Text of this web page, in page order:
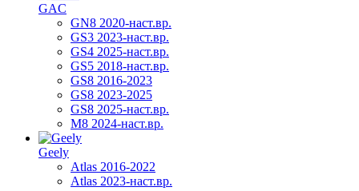
GAC
GN8 2020-наст.вр.
GS3 2023-наст.вр.
GS4 2025-наст.вр.
GS5 2018-наст.вр.
GS8 2016-2023
GS8 2023-2025
GS8 2025-наст.вр.
M8 2024-наст.вр.
Geely
Atlas 2016-2022
Atlas 2023-наст.вр.